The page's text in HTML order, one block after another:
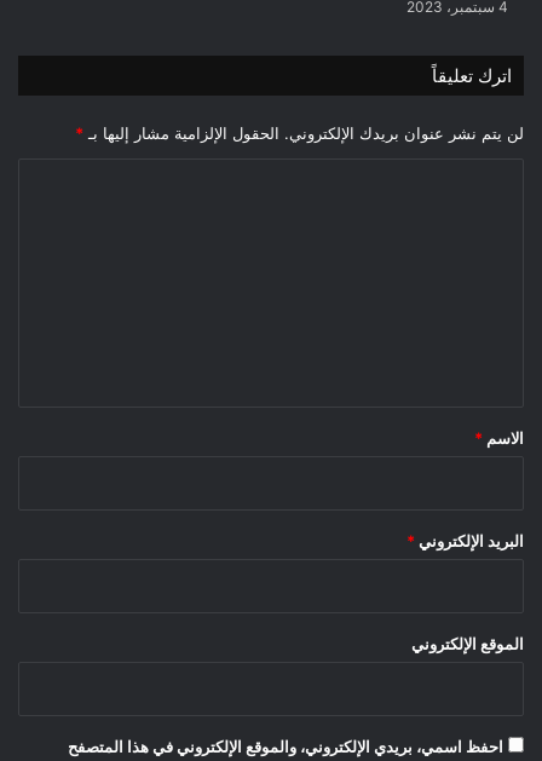
4 سبتمبر، 2023
اترك تعليقاً
لن يتم نشر عنوان بريدك الإلكتروني. الحقول الإلزامية مشار إليها بـ *
*
الاسم *
البريد الإلكتروني *
الموقع الإلكتروني
احفظ اسمي، بريدي الإلكتروني، والموقع الإلكتروني في هذا المتصفح